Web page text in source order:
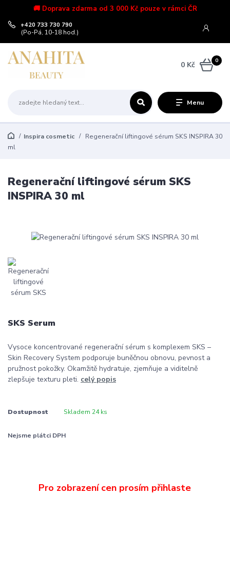
🚚 Doprava zdarma od 3 000 Kč pouze v rámci ČR
Menu
+420 733 730 790
(Po-Pá, 10-18 hod.)
0
0 Kč
Inspira cosmetic
Regenerační liftingové sérum SKS INSPIRA 30
ml
Regenerační liftingové sérum SKS
INSPIRA 30 ml
SKS Serum
Vysoce koncentrované regenerační sérum s komplexem SKS –
Skin Recovery System podporuje buněčnou obnovu, pevnost a
pružnost pokožky. Okamžitě hydratuje, zjemňuje a viditelně
zlepšuje texturu pleti. celý popis
Dostupnost Skladem 24 ks
Nejsme plátci DPH